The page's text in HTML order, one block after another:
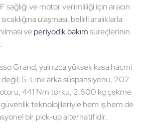
ve motor verimliliği için aracın
ulaşması, belirli aralıklarla
veperiyodik bakımsüreçlerinin
Grand, yalnızca yüksek kasa hacmi
5-Link arka süspansiyonu, 202
441 Nm torku, 2.600 kg çekme
teknolojileriyle hem iş hem de
bir pick-up alternatifidir.